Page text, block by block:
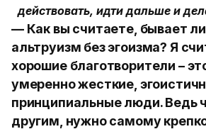
действовать, идти дальше и
— Как вы считаете, бывает
альтруизм без эгоизма? Я
хорошие благотворители –
умеренно жесткие,
принципиальные люди. Ведь
другим, нужно самому